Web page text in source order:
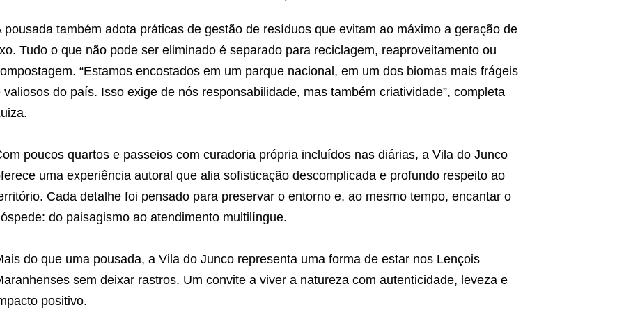
pousada também adota práticas de gestão de resíduos que evitam ao máximo a geração de
Tudo o que não pode ser eliminado é separado para reciclagem, reaproveitamento ou
“Estamos encostados em um parque nacional, em um dos biomas mais frágeis
valiosos do país. Isso exige de nós responsabilidade, mas também criatividade”, completa
poucos quartos e passeios com curadoria própria incluídos nas diárias, a Vila do Junco
uma experiência autoral que alia sofisticação descomplicada e profundo respeito ao
Cada detalhe foi pensado para preservar o entorno e, ao mesmo tempo, encantar o
do paisagismo ao atendimento multilíngue.
do que uma pousada, a Vila do Junco representa uma forma de estar nos Lençois
sem deixar rastros. Um convite a viver a natureza com autenticidade, leveza e
positivo.